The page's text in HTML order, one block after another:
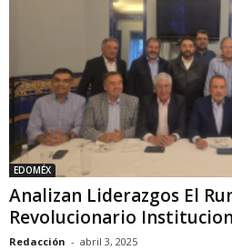
EDOMÉX
Analizan Liderazgos El
Revolucionario
Redacción - abril 3, 2025